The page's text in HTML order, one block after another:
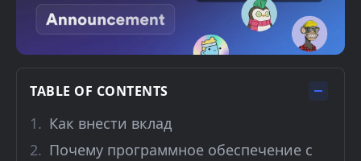
TABLE OF CONTENTS
Как внести вклад
Почему программное обеспечение с